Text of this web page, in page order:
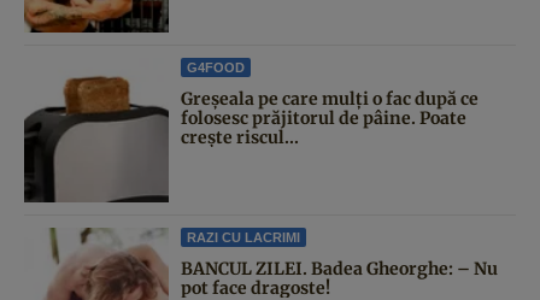
G4FOOD
Greșeala pe care mulți o fac după ce
folosesc prăjitorul de pâine. Poate
crește riscul...
RAZI CU LACRIMI
BANCUL ZILEI. Badea Gheorghe: – Nu
pot face dragoste!